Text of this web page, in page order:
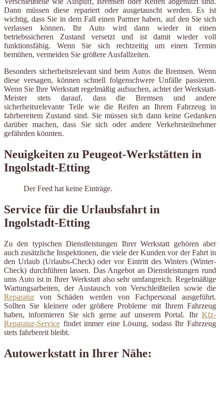
Dann müssen diese repariert oder ausgetauscht werden. Es ist
wichtig, dass Sie in dem Fall einen Partner haben, auf den Sie sich
verlassen können. Ihr Auto wird dann wieder in einen
betriebssicheren Zustand versetzt und ist damit wieder voll
funktionsfähig. Wenn Sie sich rechtzeitig um einen Termin
bemühen, vermeiden Sie größere Ausfallzeiten.
Besonders sicherheitsrelevant sind beim Autos die Bremsen. Wenn
diese versagen, können schnell folgenschwere Unfälle passieren.
Wenn Sie Ihre Werkstatt regelmäßig aufsuchen, achtet der Werkstatt-
Meister stets darauf, dass die Bremsen und andere
sicherheitsrelevante Teile wie die Reifen an Ihrem Fahrzeug in
fahrbereitem Zustand sind. Sie müssen sich dann keine Gedanken
darüber machen, dass Sie sich oder andere Verkehrsteilnehmer
gefährden könnten.
Neuigkeiten zu Peugeot-Werkstätten in
Ingolstadt-Etting
Der Feed hat keine Einträge.
Service für die Urlaubsfahrt in
Ingolstadt-Etting
Zu den typischen Dienstleistungen Ihrer Werkstatt gehören aber
auch zusätzliche Inspektionen, die viele der Kunden vor der Fahrt in
den Urlaub (Urlaubs-Check) oder vor Eintritt des Winters (Winter-
Check) durchführen lassen. Das Angebot an Dienstleistungen rund
ums Auto ist in Ihrer Werkstatt also sehr umfangreich. Regelmäßige
Wartungsarbeiten, der Austausch von Verschleißteilen sowie die
Reparaturvon Schäden werden von Fachpersonal ausgeführt.
Sollten Sie kleinere oder größere Probleme mit Ihrem Fahrzeug
haben, informieren Sie sich gerne auf unserem Portal. Ihr Kfz-
Reparatur-Service findet immer eine Lösung, sodass Ihr Fahrzeug
stets fahrbereit bleibt.
Autowerkstatt in Ihrer Nähe: